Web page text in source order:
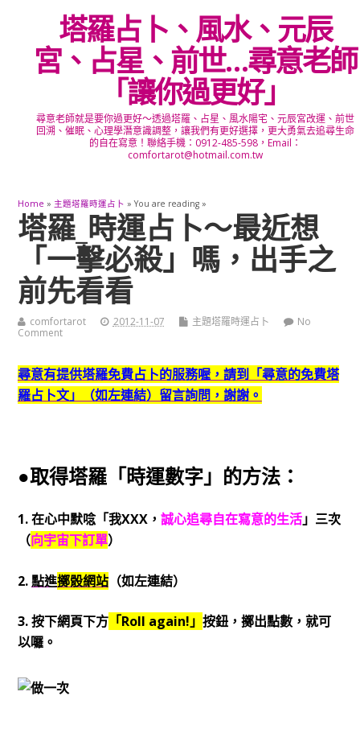
塔羅占卜、風水、元辰
宮、占星、前世…尋意老師
「讓你過更好」
尋意老師就是要你過更好～透過塔羅、占星、風水陽宅、元辰宮改運、前世
回溯、催眠、心理學潛意識調整，讓我們有更好選擇，更大勇氣去追尋生命
的自在寫意！聯絡手機：0912-485-598，Email：
comfortarot@hotmail.com.tw
Home » 主題塔羅時運占卜 » You are reading »
塔羅_時運占卜～最近想
「一擊必殺」嗎，出手之
前先看看
comfortarot 2012-11-07 主題塔羅時運占卜
No
Comment
尋意有提供塔羅免費占卜的服務喔， 請到「尋意的免費塔
羅占卜文」（如左連結）留言詢問，謝謝。
●取得塔羅「時運數字」的方法：
1. 在心中默唸「我XXX， 誠心追尋自在寫意的生活」三次
（向宇宙下訂單）
2.點進擲骰網站（如左連結）
3. 按下網頁下方「Roll again!」 按鈕，擲出點數，就可
以囉。